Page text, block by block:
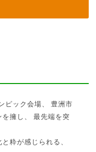
ピック会場、 豊洲市
擁し、 最先端を突
粋が感じられる、